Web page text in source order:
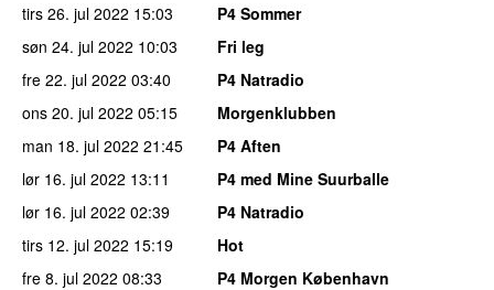
tirs 26. jul 2022 15:03
P4 Sommer
søn 24. jul 2022 10:03
Fri leg
fre 22. jul 2022 03:40
P4 Natradio
ons 20. jul 2022 05:15
Morgenklubben
man 18. jul 2022 21:45
P4 Aften
lør 16. jul 2022 13:11
P4 med Mine Suurballe
lør 16. jul 2022 02:39
P4 Natradio
tirs 12. jul 2022 15:19
Hot
fre 8. jul 2022 08:33
P4 Morgen København